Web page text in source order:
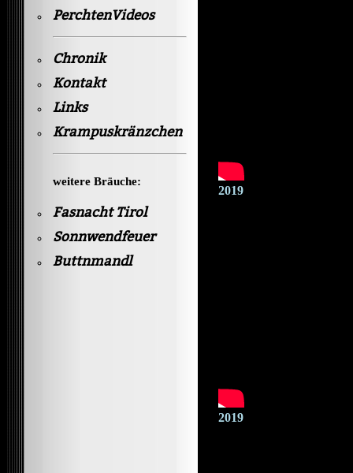
PerchtenVideos
Chronik
Kontakt
Links
Krampuskränzchen
weitere Bräuche:
Fasnacht Tirol
Sonnwendfeuer
Buttnmandl
2019
2019